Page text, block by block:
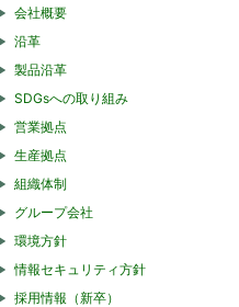
会社概要
沿革
製品沿革
SDGsへの取り組み
営業拠点
生産拠点
組織体制
グループ会社
環境方針
情報セキュリティ方針
採用情報（新卒）